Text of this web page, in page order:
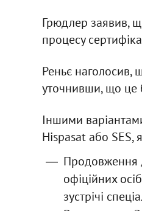
Грюдлер заявив,
процесу
Реньє наголосив,
уточнивши, що це
Іншими
Hispasat або SES,
Продовження
офіційних
зустрічі